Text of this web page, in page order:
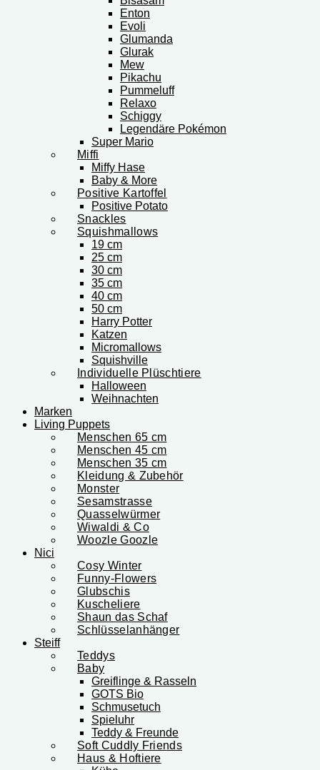
Enton
Evoli
Glumanda
Glurak
Mew
Pikachu
Pummeluff
Relaxo
Schiggy
Legendäre Pokémon
Super Mario
Miffi
Miffy Hase
Baby & More
Positive Kartoffel
Positive Potato
Snackles
Squishmallows
19 cm
25 cm
30 cm
35 cm
40 cm
50 cm
Harry Potter
Katzen
Micromallows
Squishville
Individuelle Plüschtiere
Halloween
Weihnachten
Marken
Living Puppets
Menschen 65 cm
Menschen 45 cm
Menschen 35 cm
Kleidung & Zubehör
Monster
Sesamstrasse
Quasselwürmer
Wiwaldi & Co
Woozle Goozle
Nici
Cosy Winter
Funny-Flowers
Glubschis
Kuscheliere
Shaun das Schaf
Schlüsselanhänger
Steiff
Teddys
Baby
Greiflinge & Rasseln
GOTS Bio
Schmusetuch
Spieluhr
Teddy & Freunde
Soft Cuddly Friends
Haus & Hoftiere